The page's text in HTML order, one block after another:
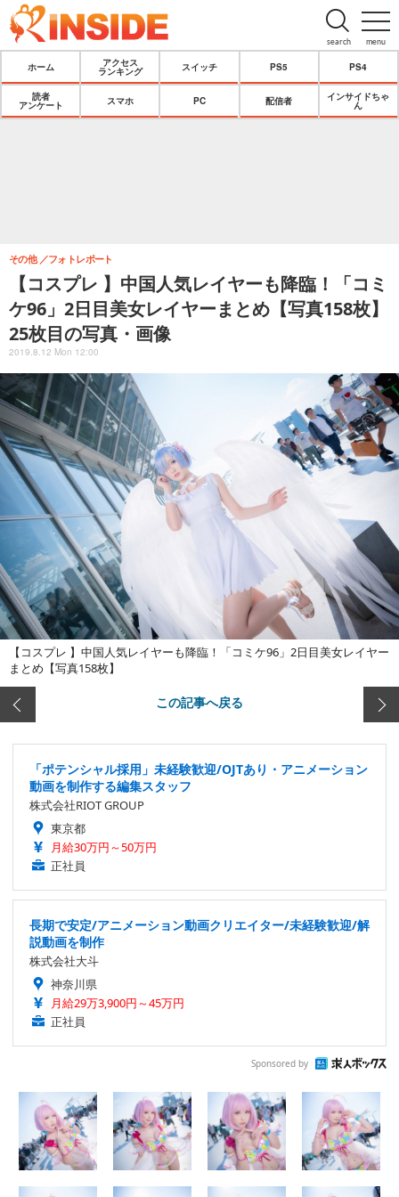
menu
search
ホーム
アクセス
ランキング
スイッチ PS5 PS4
読者
アンケート
スマホ PC 配信者
インサイドちゃ
ん
【コスプレ 】中国人気レイヤーも降臨！「コミ
ケ96」2日目美女レイヤーまとめ【写真158枚】
25枚目の写真・画像
その他 フォトレポート
2019.8.12 Mon 12:00
【コスプレ 】中国人気レイヤーも降臨！「コミケ96」2日目美女レイヤー
まとめ【写真158枚】
この記事へ戻る
「ポテンシャル採用」未経験歓迎/OJTあり・アニメーション
動画を制作する編集スタッフ
株式会社RIOT GROUP
東京都
月給30万円～50万円
正社員
長期で安定/アニメーション動画クリエイター/未経験歓迎/解
説動画を制作
株式会社大斗
神奈川県
月給29万3,900円～45万円
正社員
Sponsored by